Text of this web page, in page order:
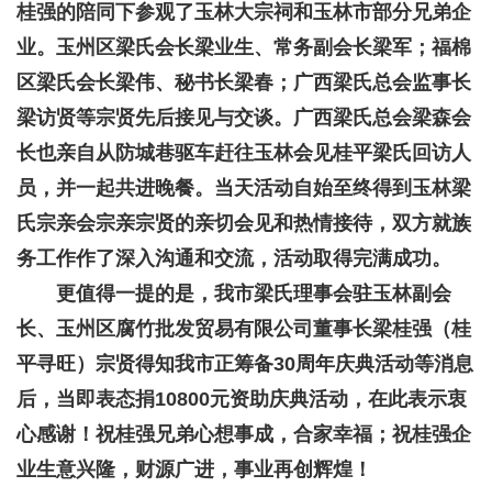
桂强的陪同下参观了玉林大宗祠和玉林市部分兄弟企
业。玉州区梁氏会长梁业生、常务副会长梁军；福棉
区梁氏会长梁伟、秘书长梁春；广西梁氏总会监事长
梁访贤等宗贤先后接见与交谈。广西梁氏总会梁森会
长也亲自从防城巷驱车赶往玉林会见桂平梁氏回访人
员，并一起共进晚餐。当天活动自始至终得到玉林梁
氏宗亲会宗亲宗贤的亲切会见和热情接待，双方就族
务工作作了深入沟通和交流，活动取得完满成功。
更值得一提的是，我市梁氏理事会驻玉林副会
长、玉州区腐竹批发贸易有限公司董事长梁桂强（桂
平寻旺）宗贤得知我市正筹备30周年庆典活动等消息
后，当即表态捐10800元资助庆典活动，在此表示衷
心感谢！祝桂强兄弟心想事成，合家幸福；祝桂强企
业生意兴隆，财源广进，事业再创辉煌！